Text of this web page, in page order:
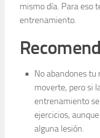
mismo día. Para eso
entrenamiento.
No abandones tu
moverte, pero si
entrenamiento
ejercicios,
alguna lesión.